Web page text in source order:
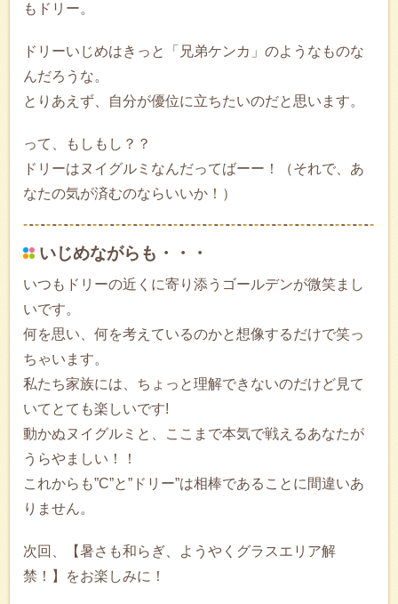
もドリー。
ドリーいじめはきっと「兄弟ケンカ」のようなものな
んだろうな。
とりあえず、自分が優位に立ちたいのだと思います。
って、もしもし？？
ドリーはヌイグルミなんだってばーー！（それで、あ
なたの気が済むのならいいか！）
いじめながらも・・・
いつもドリーの近くに寄り添うゴールデンが微笑まし
いです。
何を思い、何を考えているのかと想像するだけで笑っ
ちゃいます。
私たち家族には、ちょっと理解できないのだけど見て
いてとても楽しいです!
動かぬヌイグルミと、ここまで本気で戦えるあなたが
うらやましい！！
これからも”C”と”ドリー”は相棒であることに間違いあ
りません。
次回、【暑さも和らぎ、ようやくグラスエリア解
禁！】をお楽しみに！